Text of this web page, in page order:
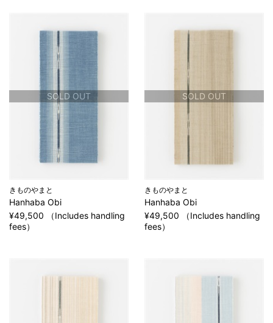
SOLD OUT
きものやまと
Hanhaba Obi
¥49,500 （Includes handling
fees）
SOLD OUT
きものやまと
Hanhaba Obi
¥49,500 （Includes handling
fees）